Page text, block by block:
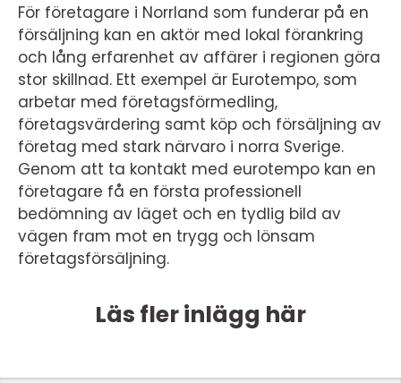
För företagare i Norrland som funderar på en
försäljning kan en aktör med lokal förankring
och lång erfarenhet av affärer i regionen göra
stor skillnad. Ett exempel är Eurotempo, som
arbetar med företagsförmedling,
företagsvärdering samt köp och försäljning av
företag med stark närvaro i norra Sverige.
Genom att ta kontakt med eurotempo kan en
företagare få en första professionell
bedömning av läget och en tydlig bild av
vägen fram mot en trygg och lönsam
företagsförsäljning.
Läs fler inlägg här